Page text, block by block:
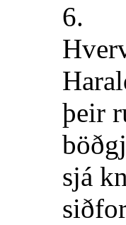
6.
þeir
sjá